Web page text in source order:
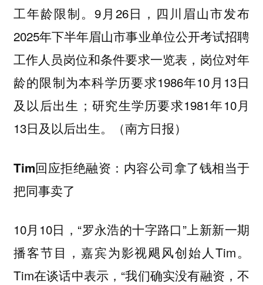
工年龄限制。9月26日，四川眉山市发布
2025年下半年眉山市事业单位公开考试招聘
工作人员岗位和条件要求一览表，岗位对年
龄的限制为本科学历要求1986年10月13日
及以后出生；研究生学历要求1981年10月
13日及以后出生。（南方日报）
Tim回应拒绝融资：内容公司拿了钱相当于
把同事卖了
10月10日，“罗永浩的十字路口”上新新一期
播客节目，嘉宾为影视飓风创始人Tim。
Tim在谈话中表示，“我们确实没有融资，不